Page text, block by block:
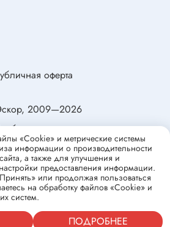
2009—2026
персональных данных
конфиденциальности
оферта
«Cookie» и метрические системы
информации о производительности
а также для улучшения и
предоставления информации.
или продолжая пользоваться
на обработку файлов «Cookie» и
систем.
ПОДРОБНЕЕ